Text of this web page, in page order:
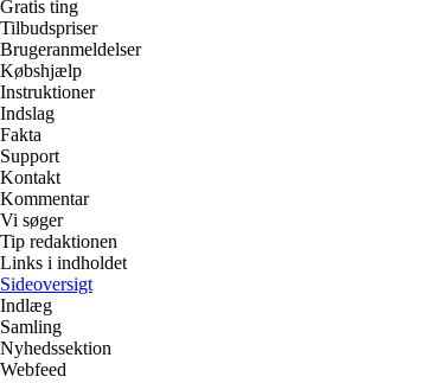
Gratis ting
Tilbudspriser
Brugeranmeldelser
Købshjælp
Instruktioner
Indslag
Fakta
Support
Kontakt
Kommentar
Vi søger
Tip redaktionen
Links i indholdet
Sideoversigt
Indlæg
Samling
Nyhedssektion
Webfeed